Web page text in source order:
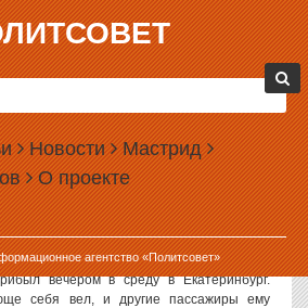
Новости Мастрид
О проекте
агентство «Политсовет»
— ЕКАТЕРИНБУРГ
ПАССАЖИРА
пьяного жителя Екатеринбурга,
самолета, который направлялся из
сообщил источник РИА «Новости» в
Кольцово.
драку на борту самолета из
вечером в среду в Екатеринбург.
себя вел, и другие пассажиры ему